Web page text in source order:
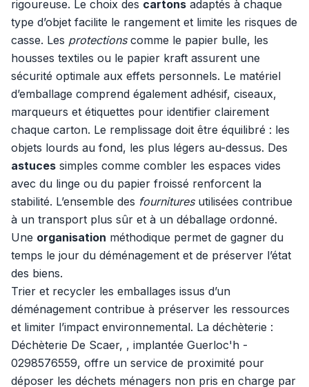
rigoureuse. Le choix des cartons adaptés à chaque
type d’objet facilite le rangement et limite les risques de
casse. Les protectionscomme le papier bulle, les
housses textiles ou le papier kraft assurent une
sécurité optimale aux effets personnels. Le matériel
d’emballage comprend également adhésif, ciseaux,
marqueurs et étiquettes pour identifier clairement
chaque carton. Le remplissage doit être équilibré : les
objets lourds au fond, les plus légers au-dessus. Des
astuces simples comme combler les espaces vides
avec du linge ou du papier froissé renforcent la
stabilité. L’ensemble des fournituresutilisées contribue
à un transport plus sûr et à un déballage ordonné.
Une organisation méthodique permet de gagner du
temps le jour du déménagement et de préserver l’état
des biens.
Trier et recycler les emballages issus d’un
déménagement contribue à préserver les ressources
et limiter l’impact environnemental. La déchèterie :
Déchèterie De Scaer, , implantée Guerloc'h -
0298576559, offre un service de proximité pour
déposer les déchets ménagers non pris en charge par